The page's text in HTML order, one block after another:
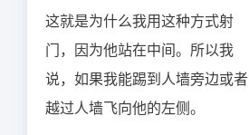
这就是为什么我用这种方式射
门，因为他站在中间。所以我
说，如果我能踢到人墙旁边或者
越过人墙飞向他的左侧。